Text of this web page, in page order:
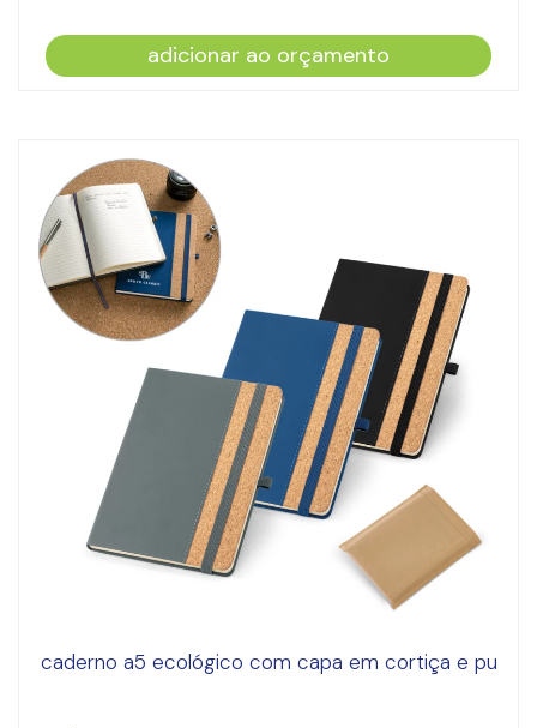
adicionar ao orçamento
caderno a5 ecológico com capa em cortiça e pu